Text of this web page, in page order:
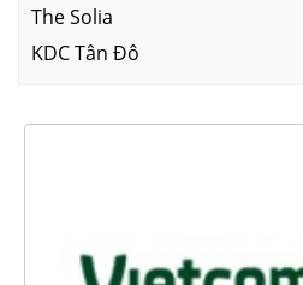
The Solia
KDC Tân Đô